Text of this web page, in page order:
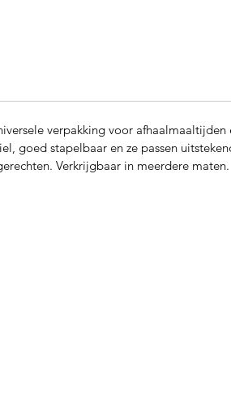
verpakking voor afhaalmaaltijden
goed stapelbaar en ze passen
Verkrijgbaar in meerdere maten.